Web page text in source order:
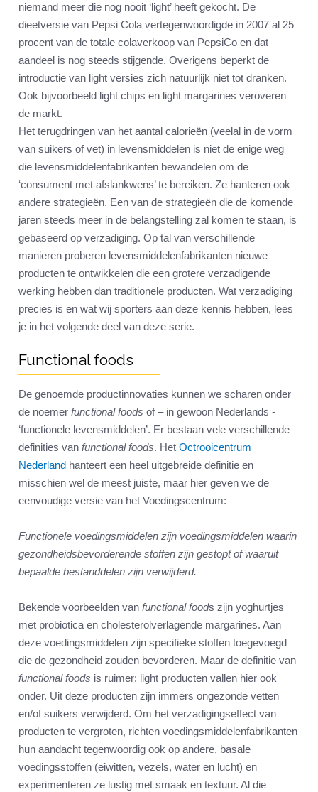
niemand meer die nog nooit ‘light’ heeft gekocht. De
dieetversie van Pepsi Cola vertegenwoordigde in 2007 al 25
procent van de totale colaverkoop van PepsiCo en dat
aandeel is nog steeds stijgende. Overigens beperkt de
introductie van light versies zich natuurlijk niet tot dranken.
Ook bijvoorbeeld light chips en light margarines veroveren
de markt.
Het terugdringen van het aantal calorieën (veelal in de vorm
van suikers of vet) in levensmiddelen is niet de enige weg
die levensmiddelenfabrikanten bewandelen om de
‘consument met afslankwens’ te bereiken. Ze hanteren ook
andere strategieën. Een van de strategieën die de komende
jaren steeds meer in de belangstelling zal komen te staan, is
gebaseerd op verzadiging. Op tal van verschillende
manieren proberen levensmiddelenfabrikanten nieuwe
producten te ontwikkelen die een grotere verzadigende
werking hebben dan traditionele producten. Wat verzadiging
precies is en wat wij sporters aan deze kennis hebben, lees
je in het volgende deel van deze serie.
Functional foods
De genoemde productinnovaties kunnen we scharen onder
de noemer functional foods of – in gewoon Nederlands -
‘functionele levensmiddelen’. Er bestaan vele verschillende
definities van functional foods. Het Octrooicentrum
Nederland hanteert een heel uitgebreide definitie en
misschien wel de meest juiste, maar hier geven we de
eenvoudige versie van het Voedingscentrum:
Functionele voedingsmiddelen zijn voedingsmiddelen waarin
gezondheidsbevorderende stoffen zijn gestopt of waaruit
bepaalde bestanddelen zijn verwijderd.
Bekende voorbeelden van functional foods zijn yoghurtjes
met probiotica en cholesterolverlagende margarines. Aan
deze voedingsmiddelen zijn specifieke stoffen toegevoegd
die de gezondheid zouden bevorderen. Maar de definitie van
functional foods is ruimer: light producten vallen hier ook
onder. Uit deze producten zijn immers ongezonde vetten
en/of suikers verwijderd. Om het verzadigingseffect van
producten te vergroten, richten voedingsmiddelenfabrikanten
hun aandacht tegenwoordig ook op andere, basale
voedingsstoffen (eiwitten, vezels, water en lucht) en
experimenteren ze lustig met smaak en textuur. Al die